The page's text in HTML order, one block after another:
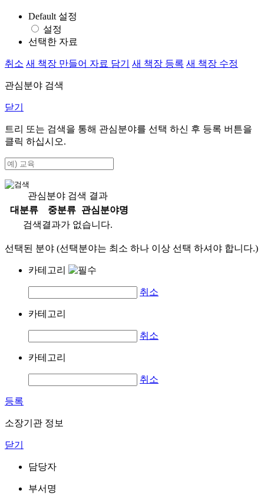
Default 설정
설정
선택한 자료
취소 새 책장 만들어 자료 담기 새 책장 등록 새 책장 수정
관심분야 검색
닫기
트리 또는 검색을 통해 관심분야를 선택 하신 후 등록 버튼을
클릭 하십시오.
관심분야 검색 결과
대분류
중분류
관심분야명
검색결과가 없습니다.
선택된 분야 (선택분야는 최소 하나 이상 선택 하셔야 합니다.)
카테고리
취소
카테고리
취소
카테고리
취소
등록
소장기관 정보
닫기
담당자
부서명